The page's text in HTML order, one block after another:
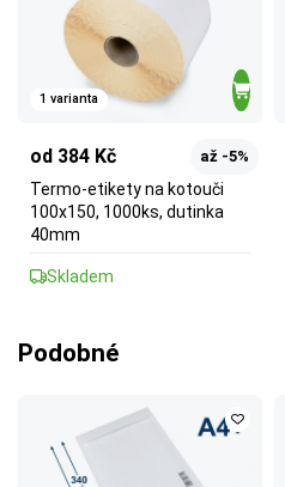
1 varianta
od 384 Kč až -5%
Termo-etikety na kotouči
100x150, 1000ks, dutinka
40mm
Skladem
Podobné